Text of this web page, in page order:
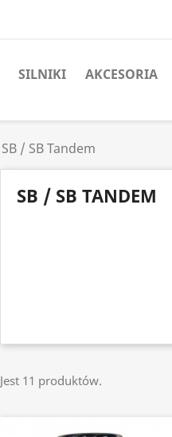
SILNIKI AKCESORIA
SB / SB Tandem
SB / SB TANDEM
Jest 11 produktów.